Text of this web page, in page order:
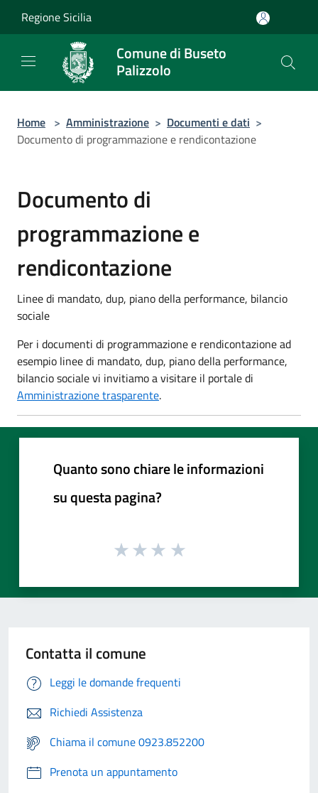
Regione Sicilia
Comune di Buseto
Palizzolo
Home > Amministrazione > Documenti e dati >
Documento di programmazione e rendicontazione
Documento di
programmazione e
rendicontazione
Linee di mandato, dup, piano della performance, bilancio
sociale
Per i documenti di programmazione e rendicontazione ad
esempio linee di mandato, dup, piano della performance,
bilancio sociale vi invitiamo a visitare il portale di
Amministrazione trasparente.
Quanto sono chiare le informazioni
su questa pagina?
Contatta il comune
Leggi le domande frequenti
Richiedi Assistenza
Chiama il comune 0923.852200
Prenota un appuntamento